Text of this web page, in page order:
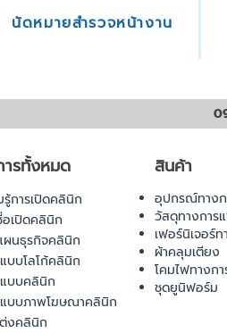
นัดหมายสำรวจหน้างาน
ารทั้งหมด
รู้การเปิดคลินิก
อเปิดคลินิก
ผนธุรกิจคลินิก
บบโลโก้คลินิก
บบคลินิก
บบภาพโฆษณาคลินิก
งคลินิก
สินค้า
อุปกรณ์ทาง
วัสดุทางการ
เฟอร์นิเจอร์
ผ้าคลุมเตียง
โคมไฟทางก
ชุดยูนิฟอร์ม